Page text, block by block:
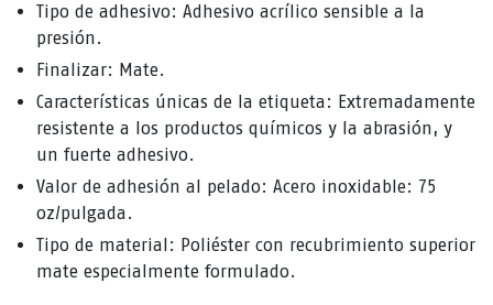
Tipo de adhesivo: Adhesivo acrílico sensible a la
presión.
Finalizar: Mate.
Características únicas de la etiqueta: Extremadamente
resistente a los productos químicos y la abrasión, y
un fuerte adhesivo.
Valor de adhesión al pelado: Acero inoxidable: 75
oz/pulgada.
Tipo de material: Poliéster con recubrimiento superior
mate especialmente formulado.